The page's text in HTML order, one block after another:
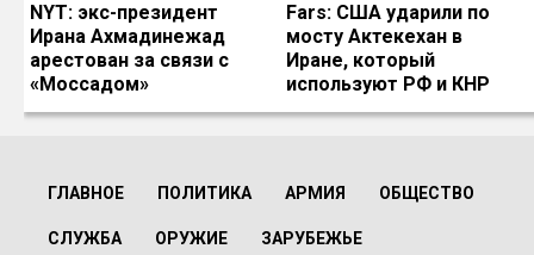
NYT: экс-президент
Ирана Ахмадинежад
арестован за связи с
«Моссадом»
Fars: США ударили по
мосту Актекехан в
Иране, который
используют РФ и КНР
ГЛАВНОЕ ПОЛИТИКА АРМИЯ ОБЩЕСТВО
СЛУЖБА ОРУЖИЕ ЗАРУБЕЖЬЕ